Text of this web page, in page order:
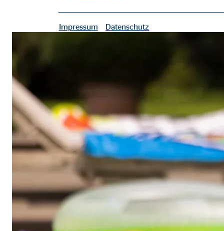
Notwendige Cookies ermöglichen grundlegende
Einverständnis Cookie | Empfänger: OVB
Name:
Anbieter:
Zweck:
Cookie Laufzeit: 1
Benutzereinstellungen | Empfänger: OVB
Impressum Datenschutz